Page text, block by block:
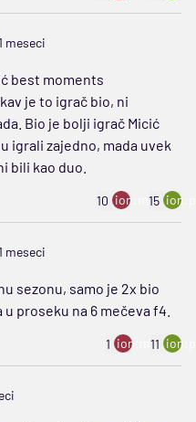
meseci
best moments
je to igrač bio, ni
Bio je bolji igrač Micić
igrali zajedno, mada uvek
bili kao duo.
10 ion:minus
15
meseci
sezonu, samo je 2x bio
proseku na 6 mečeva f4.
1 ion:minus
11